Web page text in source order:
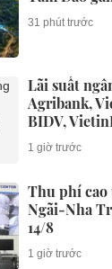
31 phút trước
Lãi suất
Agribank,
BIDV,
Sacombank,
1 giờ trước
Thu phí cao
Ngãi-Nha
14/8
1 giờ trước